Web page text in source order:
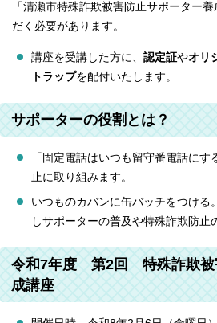
「清瀬市特殊詐欺被害防止サポーター
だく必要があります。
講座を受講した方に、 認定証やオリ
トラップを配付いたします。
サポーターの役割とは？
「固定電話はいつも留守番電話に
止に取り組みます。
いつものカバンに缶バッチをつける
しサポーターの普及や特殊詐欺防止
令和7年度 第2回 特殊詐欺被
成講座